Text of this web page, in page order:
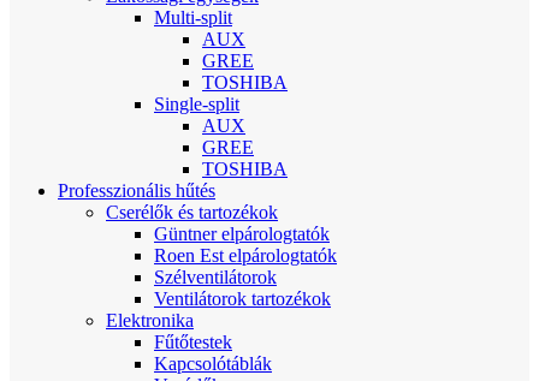
Multi-split
AUX
GREE
TOSHIBA
Single-split
AUX
GREE
TOSHIBA
Professzionális hűtés
Cserélők és tartozékok
Güntner elpárologtatók
Roen Est elpárologtatók
Szélventilátorok
Ventilátorok tartozékok
Elektronika
Fűtőtestek
Kapcsolótáblák